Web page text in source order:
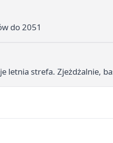
do 2051
letnia strefa. Zjeżdżalnie,